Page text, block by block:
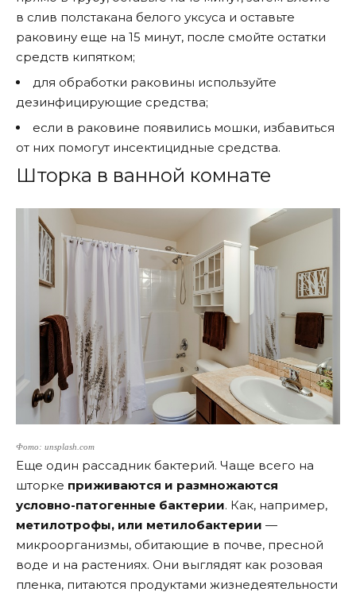
в слив полстакана белого уксуса и оставьте
раковину еще на 15 минут, после смойте остатки
средств кипятком;
для обработки раковины используйте
дезинфицирующие средства;
если в раковине появились мошки, избавиться
от них помогут инсектицидные средства.
Шторка в ванной комнате
Фото: unsplash.com
Еще один рассадник бактерий. Чаще всего на
шторке приживаются и размножаются
условно-патогенные бактерии. Как, например,
метилотрофы, или метилобактерии —
микроорганизмы, обитающие в почве, пресной
воде и на растениях. Они выглядят как розовая
пленка, питаются продуктами жизнедеятельности